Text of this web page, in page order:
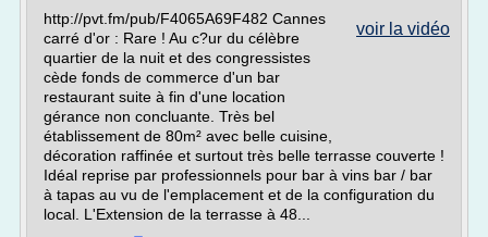
voir la vidéo
http://pvt.fm/pub/F4065A69F482 Cannes
carré d'or : Rare ! Au c?ur du célèbre
quartier de la nuit et des congressistes
cède fonds de commerce d'un bar
restaurant suite à fin d'une location
gérance non concluante. Très bel
établissement de 80m² avec belle cuisine,
décoration raffinée et surtout très belle terrasse couverte !
Idéal reprise par professionnels pour bar à vins bar / bar
à tapas au vu de l'emplacement et de la configuration du
local. L'Extension de la terrasse à 48...